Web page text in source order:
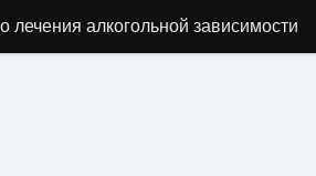
лечения алкогольной зависимости
для маникюра, педикюра,